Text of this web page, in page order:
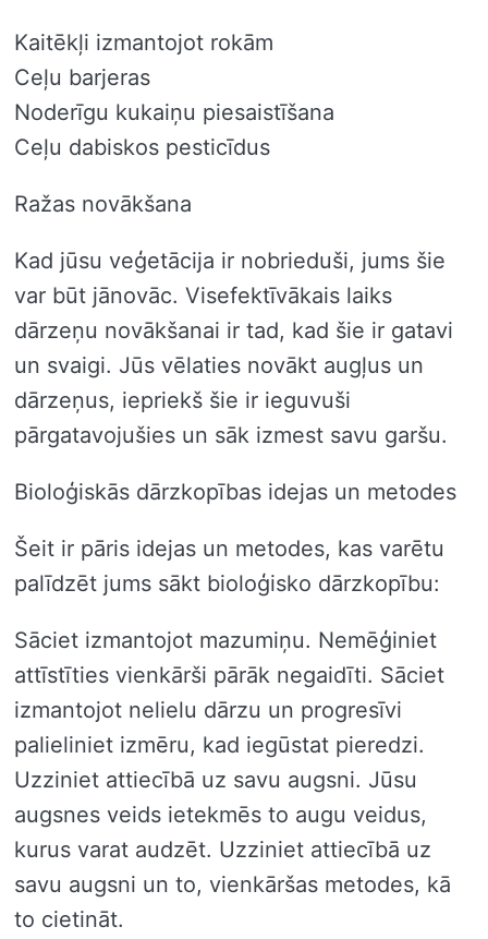
Kaitēkļi izmantojot rokām
Ceļu barjeras
Noderīgu kukaiņu piesaistīšana
Ceļu dabiskos pesticīdus
Ražas novākšana
Kad jūsu veģetācija ir nobrieduši, jums šie
var būt jānovāc. Visefektīvākais laiks
dārzeņu novākšanai ir tad, kad šie ir gatavi
un svaigi. Jūs vēlaties novākt augļus un
dārzeņus, iepriekš šie ir ieguvuši
pārgatavojušies un sāk izmest savu garšu.
Bioloģiskās dārzkopības idejas un metodes
Šeit ir pāris idejas un metodes, kas varētu
palīdzēt jums sākt bioloģisko dārzkopību:
Sāciet izmantojot mazumiņu. Nemēģiniet
attīstīties vienkārši pārāk negaidīti. Sāciet
izmantojot nelielu dārzu un progresīvi
palieliniet izmēru, kad iegūstat pieredzi.
Uzziniet attiecībā uz savu augsni. Jūsu
augsnes veids ietekmēs to augu veidus,
kurus varat audzēt. Uzziniet attiecībā uz
savu augsni un to, vienkāršas metodes, kā
to cietināt.